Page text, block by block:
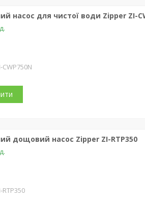
насос для чистої води Zipper ZI-
CWP750N
дощовий насос Zipper ZI-RTP350
RTP350